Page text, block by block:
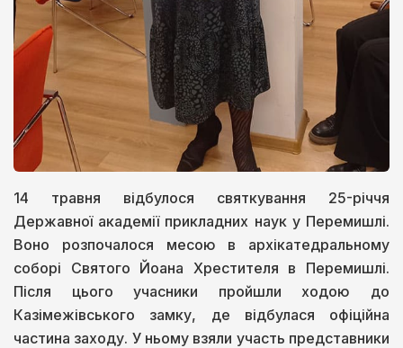
14 травня відбулося святкування 25-річчя
Державної академії прикладних наук у Перемишлі.
Воно розпочалося месою в архікатедральному
соборі Святого Йоана Хрестителя в Перемишлі.
Після цього учасники пройшли ходою до
Казімежівського замку, де відбулася офіційна
частина заходу. У ньому взяли участь представники